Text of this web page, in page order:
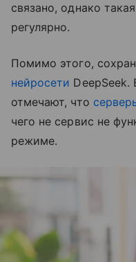
связано, однако
регулярно.
Помимо этого,
нейросети DeepSeek.
отмечают, что
чего не сервис не
режиме.